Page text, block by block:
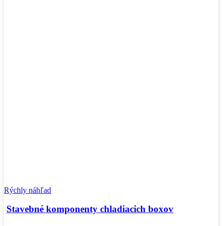
Rýchly náhľad
Stavebné komponenty chladiacich boxov